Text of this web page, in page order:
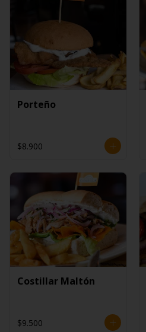
Porteño
$8.900
Costillar Maltón
$9.500